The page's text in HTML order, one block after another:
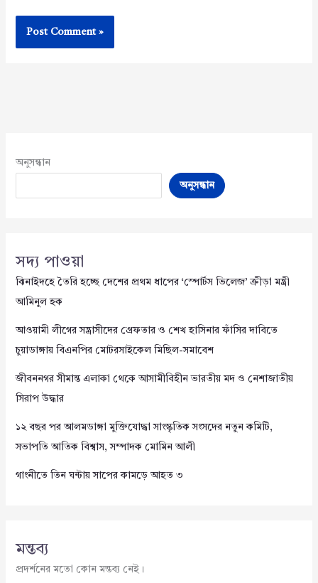
অনুসন্ধান
অনুসন্ধান
সদ্য পাওয়া
ঝিনাইদহে তৈরি হচ্ছে দেশের প্রথম ধাপের ‘স্পোর্টস ভিলেজ’ ক্রীড়া মন্ত্রী
আমিনুল হক
আওয়ামী লীগের সন্ত্রাসীদের গ্রেফতার ও শেখ হাসিনার ফাঁসির দাবিতে
চুয়াডাঙ্গায় বিএনপির মোটরসাইকেল মিছিল-সমাবেশ
জীবননগর সীমান্ত এলাকা থেকে আসামীবিহীন ভারতীয় মদ ও নেশাজাতীয়
সিরাপ উদ্ধার
১২ বছর পর আলমডাঙ্গা মুক্তিযোদ্ধা সাংস্কৃতিক সংসদের নতুন কমিটি,
সভাপতি আতিক বিশ্বাস, সম্পাদক মোমিন আলী
গাংনীতে তিন ঘন্টায় সাপের কামড়ে আহত ৩
মন্তব্য
প্রদর্শনের মতো কোন মন্তব্য নেই।